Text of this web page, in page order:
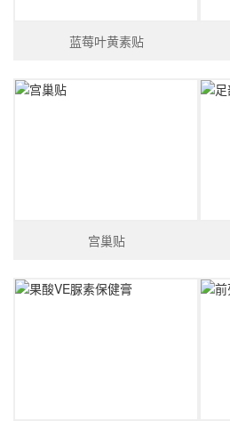
蓝莓叶黄素贴
宫巢贴